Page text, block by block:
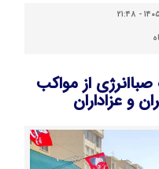
از مواکب
و عزاداران